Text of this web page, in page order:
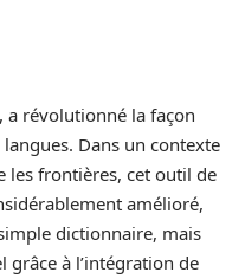
a révolutionné la façon
Dans un contexte
les frontières, cet outil de
amélioré,
dictionnaire, mais
à l’intégration de